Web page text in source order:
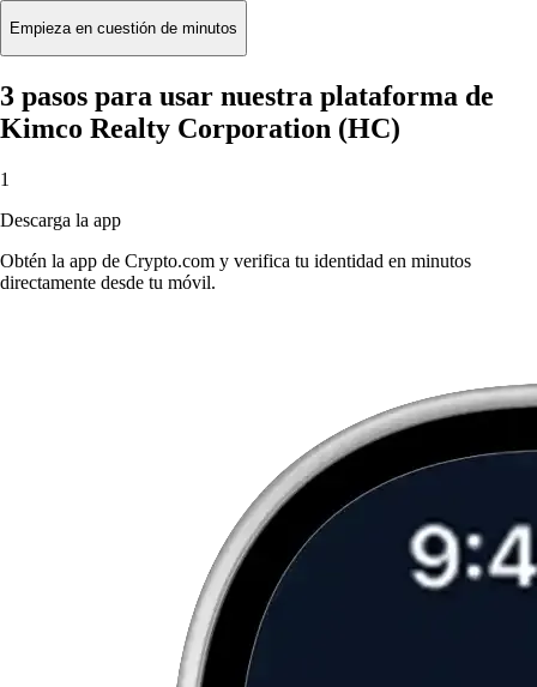
Empieza en cuestión de minutos
3 pasos para usar nuestra plataforma de
Kimco Realty Corporation (HC)
1
Descarga la app
Obtén la app de Crypto.com y verifica tu identidad en minutos
directamente desde tu móvil.